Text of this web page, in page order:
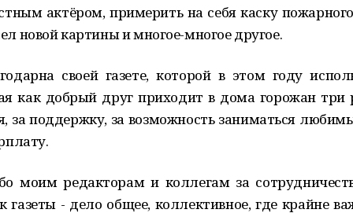
актёром, примерить на себя каску
новой картины и многое-многое другое.
своей газете, которой в этом году
как добрый друг приходит в дома горожан три
за поддержку, за возможность заниматься
моим редакторам и коллегам за
газеты - дело общее, коллективное, где крайне